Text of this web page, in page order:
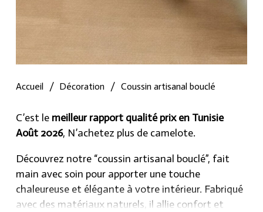
Accueil / Décoration / Coussin artisanal bouclé
C’est le meilleur rapport qualité prix en Tunisie
Août 2026, N’achetez plus de camelote.
Découvrez notre “coussin artisanal bouclé”, fait
main avec soin pour apporter une touche
chaleureuse et élégante à votre intérieur. Fabriqué
avec des matériaux naturels, il allie confort et